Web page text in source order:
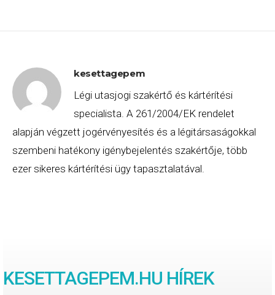
kesettagepem
Légi utasjogi szakértő és kártérítési
specialista. A 261/2004/EK rendelet
alapján végzett jogérvényesítés és a légitársaságokkal
szembeni hatékony igénybejelentés szakértője, több
ezer sikeres kártérítési ügy tapasztalatával.
KESETTAGEPEM.HU HÍREK